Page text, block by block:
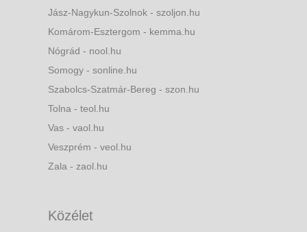
Jász-Nagykun-Szolnok - szoljon.hu
Komárom-Esztergom - kemma.hu
Nógrád - nool.hu
Somogy - sonline.hu
Szabolcs-Szatmár-Bereg - szon.hu
Tolna - teol.hu
Vas - vaol.hu
Veszprém - veol.hu
Zala - zaol.hu
Közélet